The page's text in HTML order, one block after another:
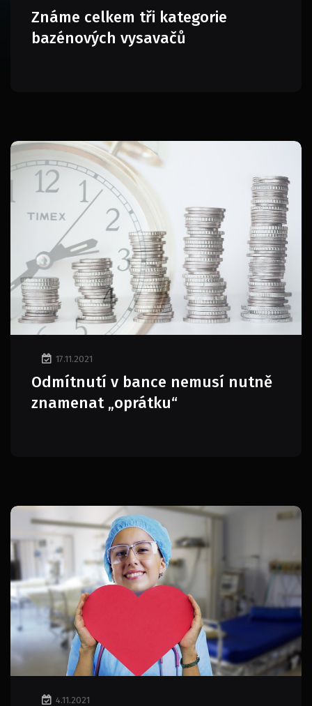
Známe celkem tři kategorie
bazénových vysavačů
17.11.2021
Odmítnutí v bance nemusí nutně
znamenat „oprátku“
4.11.2021